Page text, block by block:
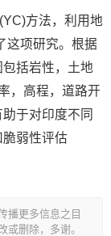
方法，利用地
这项研究。根据
括岩性，土地
，高程，道路开
于对印度不同
弱性评估
播更多信息之目
或删除，多谢。